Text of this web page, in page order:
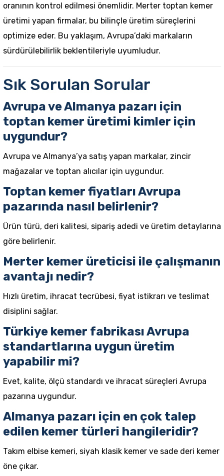
oranının kontrol edilmesi önemlidir. Merter toptan kemer
üretimi yapan firmalar, bu bilinçle üretim süreçlerini
optimize eder. Bu yaklaşım, Avrupa’daki markaların
sürdürülebilirlik beklentileriyle uyumludur.
Sık Sorulan Sorular
Avrupa ve Almanya pazarı için
toptan kemer üretimi kimler için
uygundur?
Avrupa ve Almanya’ya satış yapan markalar, zincir
mağazalar ve toptan alıcılar için uygundur.
Toptan kemer fiyatları Avrupa
pazarında nasıl belirlenir?
Ürün türü, deri kalitesi, sipariş adedi ve üretim detaylarına
göre belirlenir.
Merter kemer üreticisi ile çalışmanın
avantajı nedir?
Hızlı üretim, ihracat tecrübesi, fiyat istikrarı ve teslimat
disiplini sağlar.
Türkiye kemer fabrikası Avrupa
standartlarına uygun üretim
yapabilir mi?
Evet, kalite, ölçü standardı ve ihracat süreçleri Avrupa
pazarına uygundur.
Almanya pazarı için en çok talep
edilen kemer türleri hangileridir?
Takım elbise kemeri, siyah klasik kemer ve sade deri kemer
öne çıkar.